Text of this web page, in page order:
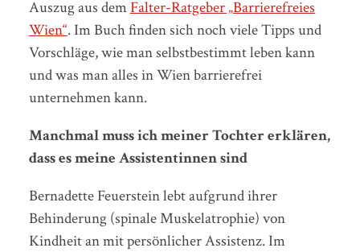
Auszug aus dem Falter-Ratgeber „Barrierefreies
Wien“. Im Buch finden sich noch viele Tipps und
Vorschläge, wie man selbstbestimmt leben kann
und was man alles in Wien barrierefrei
unternehmen kann.
Manchmal muss ich meiner Tochter erklären,
dass es meine Assistentinnen sind
Bernadette Feuerstein lebt aufgrund ihrer
Behinderung (spinale Muskelatrophie) von
Kindheit an mit persönlicher Assistenz. Im